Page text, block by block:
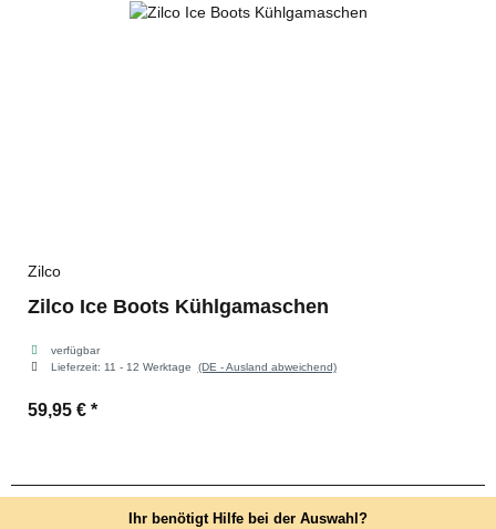
Zilco
Zilco Ice Boots Kühlgamaschen
verfügbar
Lieferzeit: 11 - 12 Werktage (DE - Ausland abweichend)
59,95 € *
Ihr benötigt Hilfe bei der Auswahl?